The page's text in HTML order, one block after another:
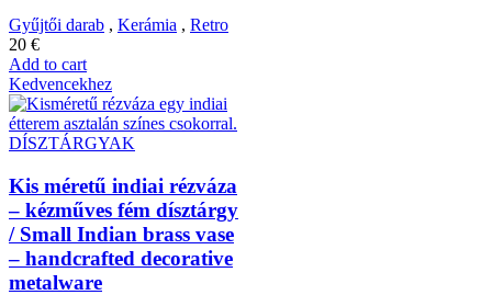
Gyűjtői darab , Kerámia , Retro
20 €
Add to cart
Kedvencekhez
DÍSZTÁRGYAK
Kis méretű indiai rézváza
– kézműves fém dísztárgy
/ Small Indian brass vase
– handcrafted decorative
metalware